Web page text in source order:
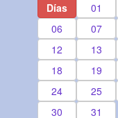
Días 01
06
07
12
13
18
19
24
25
30
31